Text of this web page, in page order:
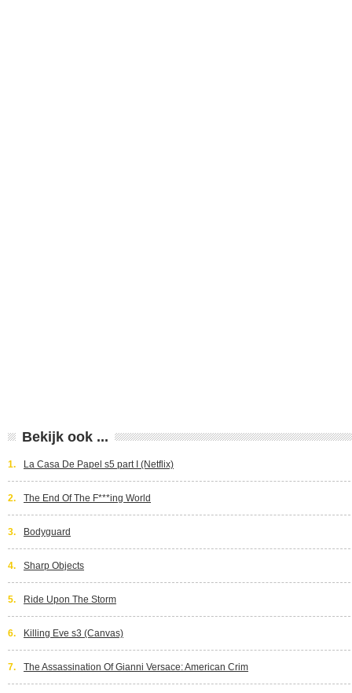
Bekijk ook ...
1. La Casa De Papel s5 part I (Netflix)
2. The End Of The F***ing World
3. Bodyguard
4. Sharp Objects
5. Ride Upon The Storm
6. Killing Eve s3 (Canvas)
7. The Assassination Of Gianni Versace: American Crim